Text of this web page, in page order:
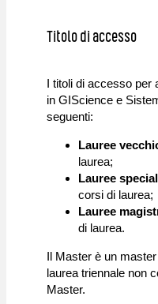
Titolo di accesso
I titoli di accesso per
in GIScience e
seguenti:
Lauree
laurea;
Lauree
corsi di laurea;
Lauree
di laurea.
Il Master è un
laurea triennale non
Master.